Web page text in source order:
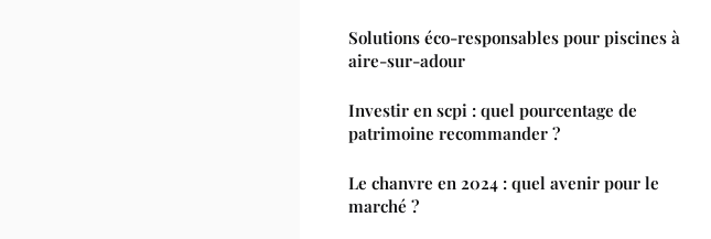
Solutions éco-responsables pour piscines à
aire-sur-adour
Investir en scpi : quel pourcentage de
patrimoine recommander ?
Le chanvre en 2024 : quel avenir pour le
marché ?